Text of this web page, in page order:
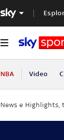
NBA Video
News e